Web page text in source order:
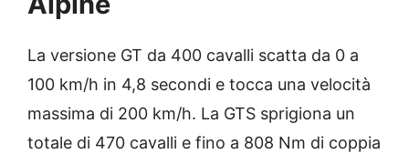
La versione GT da 400 cavalli scatta da 0 a
100 km/h in 4,8 secondi e tocca una velocità
massima di 200 km/h. La GTS sprigiona un
totale di 470 cavalli e fino a 808 Nm di coppia